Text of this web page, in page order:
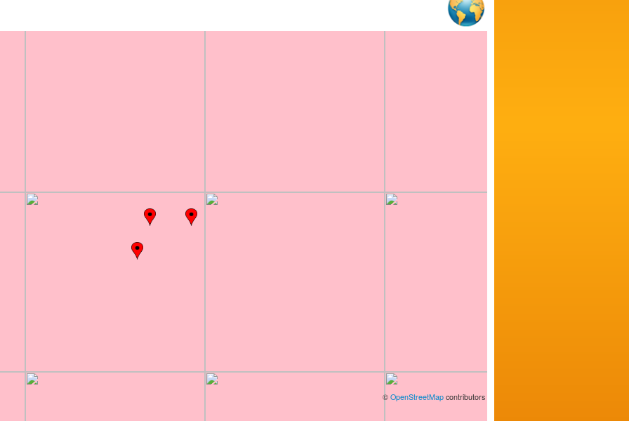
© OpenStreetMap contributors